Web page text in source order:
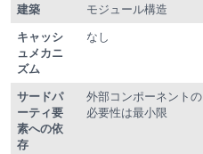
建築
モジュール構造
キャッシ
ュメカニ
ズム
なし
サードパ
ーティ要
素への依
存
外部コンポーネントの
必要性は最小限